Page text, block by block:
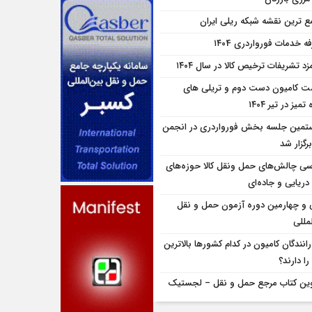
ترین نقشه شبکه ریلی ایران
خدمات فورواردری ۱۴۰4
تشریفات ترخیص کالا در سال ۱۴۰۴
کامیون دست دوم و تریلی‌ های
در تیر ۱۴۰۴
جلسه بخش فورواردری در انجمن
شد
چالش‌های حمل ونقل کالا حوزه‌های
دریایی و جاده‌ای
چهارمین دوره آزمون حمل و نقل
کامیون در کدام کشورها بالاترین
دارند؟
کتاب مرجع حمل و نقل – لجستیک